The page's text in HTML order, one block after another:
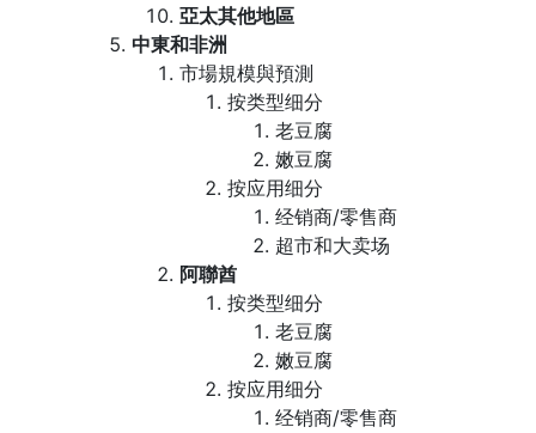
亞太其他地區
中東和非洲
市場規模與預測
按类型细分
老豆腐
嫩豆腐
按应用细分
经销商/零售商
超市和大卖场
阿聯酋
按类型细分
老豆腐
嫩豆腐
按应用细分
经销商/零售商